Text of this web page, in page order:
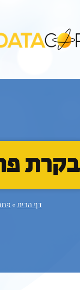
בקרת
דף הבית»